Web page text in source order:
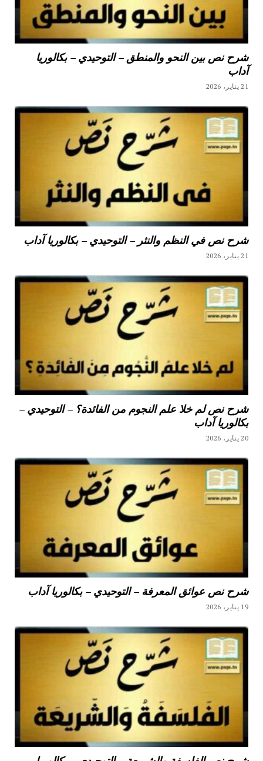
شرح نص بين النحو والمنطق – التوحيدي – بكالوريا
آداب
21 يناير، 2026
شرح نص في النظم والنثر – التوحيدي – بكالوريا آداب
21 يناير، 2026
شرح نص لم خلا علم النجوم من الفائدة؟ – التوحيدي –
بكالوريا آداب
20 يناير، 2026
شرح نص عوائق المعرفة – التوحيدي – بكالوريا آداب
19 يناير، 2026